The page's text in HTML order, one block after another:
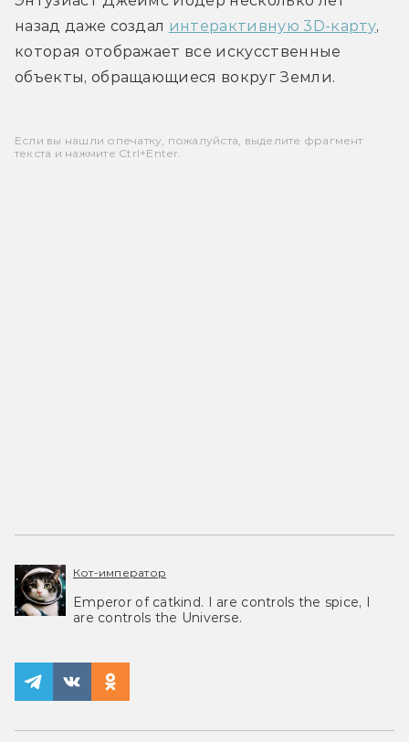
назад даже создал интерактивную 3D-карту,
которая отображает все искусственные
объекты, обращающиеся вокруг Земли.
Если вы нашли опечатку, пожалуйста, выделите фрагмент
текста и нажмите Ctrl+Enter.
Кот-император
Emperor of catkind. I are controls the spice, I
are controls the Universe.